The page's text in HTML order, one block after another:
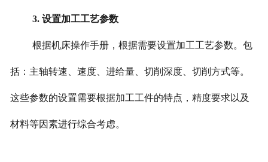
3. 设置加工工艺参数
根据机床操作手册，根据需要设置加工工艺参数。包
括：主轴转速、速度、进给量、切削深度、切削方式等。
这些参数的设置需要根据加工工件的特点，精度要求以及
材料等因素进行综合考虑。